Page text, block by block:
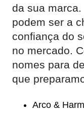
da sua
podem ser a
confiança do
no mercado.
nomes para
que
Arco &